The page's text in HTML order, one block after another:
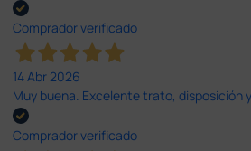
Comprador verificado
14 Abr 2026
Muy buena. Excelente trato, disposición
Comprador verificado